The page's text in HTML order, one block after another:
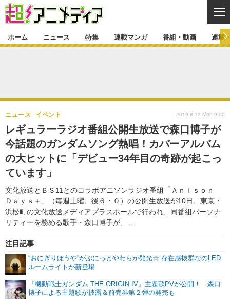
ゲーム・アプリ マンガ
グッズ イベント
声優 コスプレ
特集一覧 カバー
ラキりす
連載マンガ
連載一覧
番組・動画
番組・動画一覧 ラジオ
動画
連載・ブログ
連載・ブログ一覧 コラム
編集部ブログ・お知らせ
ホーム ニュース 特集 連載マンガ 番組・動画 連載
レギュラーラジオ番組公開生放送で森口博子が
今話題のガンダムソング熱唱！カバーアルバム
の大ヒットに「デビュー34年目の奇跡が起こっ
ています」
文化放送とＢＳ11とのコラボアニソンラジオ番組「Ａｎｉｓｏｎ
Ｄａｙｓ＋」（毎週土曜、後６・０）の公開生放送が10日、東京・
浜松町の文化放送メディアプラスホールで行われ、同番組パーソナ
リティーを務める歌手・森口博子が、 …
ニュース イベント
注目記事
“おにぎりぼうや”がぷにっとやわらか発光☆ 存在感抜群なのLED
ルームライトが新登場
『機動戦士ガンダム THE ORIGIN IV』主題歌PVが公開！ 森口
博子による主題歌が披露＆前売券第２弾の発売も
2019.8.12 Mon 9:00